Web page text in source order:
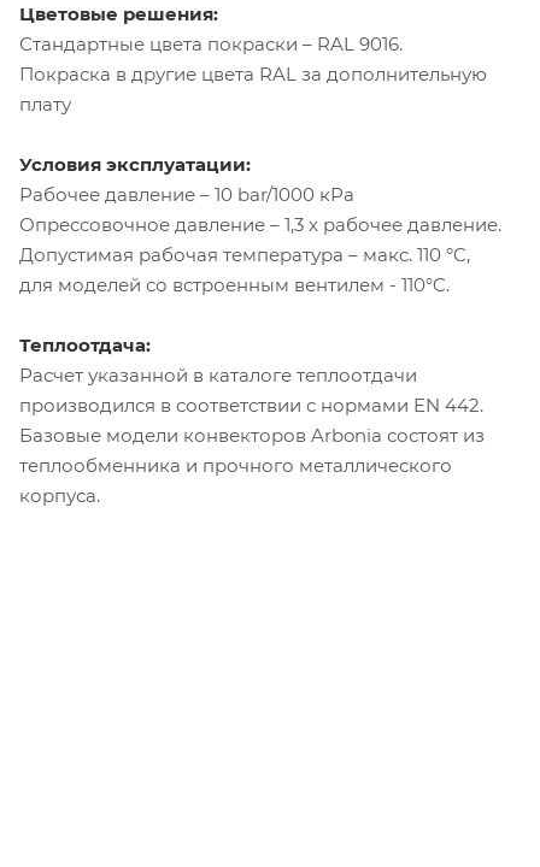
Цветовые решения:
Стандартные цвета покраски – RAL 9016.
Покраска в другие цвета RAL за дополнительную
плату
Условия эксплуатации:
Рабочее давление – 10 bar/1000 кРа
Опрессовочное давление – 1,3 х рабочее давление.
Допустимая рабочая температура – макс. 110 °C,
для моделей со встроенным вентилем - 110°C.
Теплоотдача:
Расчет указанной в каталоге теплоотдачи
производился в соответствии с нормами EN 442.
Базовые модели конвекторов Arbonia состоят из
теплообменника и прочного металлического
корпуса.